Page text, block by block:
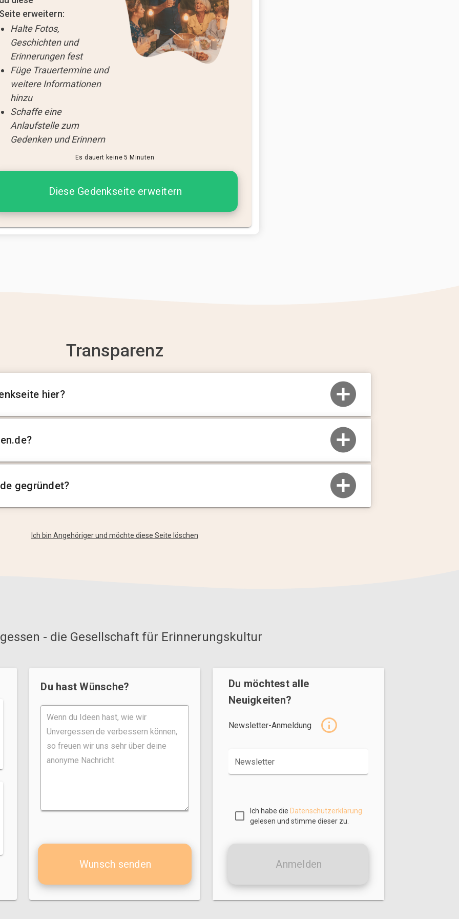
erweitern:
Halte Fotos,
Geschichten und
Erinnerungen fest
Füge Trauertermine und
weitere Informationen
hinzu
Schaffe eine
Anlaufstelle zum
Gedenken und Erinnern
Es dauert keine 5 Minuten
Diese Gedenkseite erweitern
Transparenz
hier?
gegründet?
Ich bin Angehöriger und möchte diese Seite löschen
- die Gesellschaft für Erinnerungskultur
Du hast Wünsche?
Wunsch senden
Du möchtest alle
Neuigkeiten?
Newsletter-Anmeldung
Newsletter
Ich habe die Datenschutzerklärung
gelesen und stimme dieser zu.
Anmelden